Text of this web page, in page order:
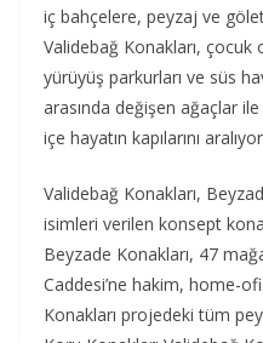
iç bahçelere, peyzaj ve
Validebağ Konakları, çocuk
yürüyüş parkurları ve süs
arasında değişen ağaçlar
içe hayatın kapılarını
Validebağ Konakları,
isimleri verilen konsept
Beyzade Konakları, 47
Caddesi’ne hakim, home-
Konakları projedeki tüm